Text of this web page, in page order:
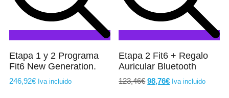
Etapa 1 y 2 Programa
Fit6 New Generation.
246,92€ Iva incluido
Etapa 2 Fit6 + Regalo
Auricular Bluetooth
123,46€ 98,76€ Iva incluido